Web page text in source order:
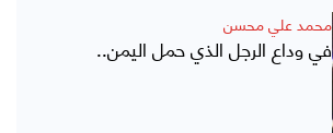
محمد علي محسن
في وداع الرجل الذي حمل اليمن..